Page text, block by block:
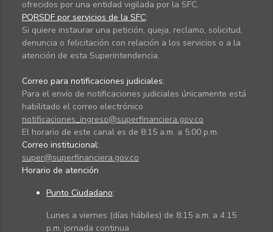
ofrecidos por una entidad vigilada por la SFC.
PQRSDF por servicios de la SFC:
Si quiere instaurar una petición, queja, reclamo, solicitud,
denuncia o felicitación con relación a los servicios o a la
atención de esta Superintendencia.
Correo para notificaciones judiciales:
Para el envío de notificaciones judiciales únicamente está
habilitado el correo electrónico
notificaciones_ingreso@superfinanciera.gov.co
El horario de este canal es de 8:15 a.m. a 5:00 p.m.
Correo institucional:
super@superfinanciera.gov.co
Horario de atención
Punto Ciudadano:
Lunes a viernes (días hábiles) de 8:15 a.m. a 4:15
p.m. jornada continua